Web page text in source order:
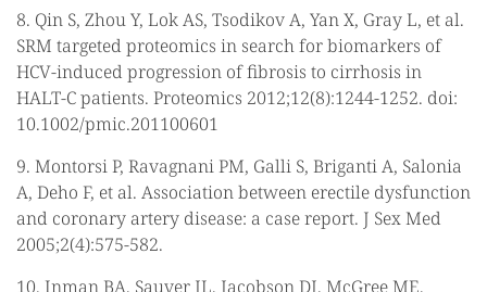
8. Qin S, Zhou Y, Lok AS, Tsodikov A, Yan X, Gray L, et al.
SRM targeted proteomics in search for biomarkers of
HCV-induced progression of fibrosis to cirrhosis in
HALT-C patients. Proteomics 2012;12(8):1244-1252. doi:
10.1002/pmic.201100601
9. Montorsi P, Ravagnani PM, Galli S, Briganti A, Salonia
A, Deho F, et al. Association between erectile dysfunction
and coronary artery disease: a case report. J Sex Med
2005;2(4):575-582.
10. Inman BA, Sauver JL, Jacobson DJ, McGree ME,